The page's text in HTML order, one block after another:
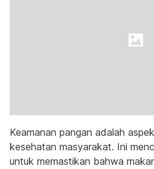
Keamanan pangan adalah
kesehatan masyarakat. Ini
untuk memastikan bahwa